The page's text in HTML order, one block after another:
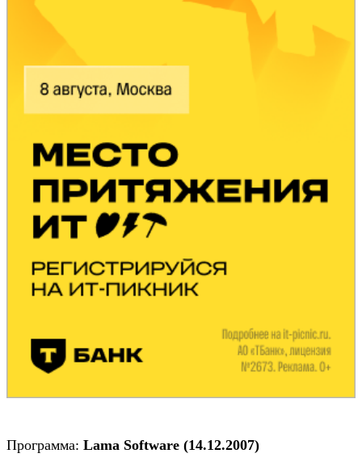
Программа: Lama Software (14.12.2007)